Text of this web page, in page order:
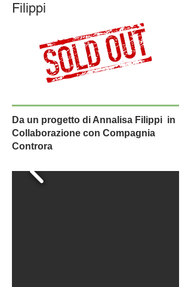
Filippi
Da un progetto di Annalisa Filippi in
Collaborazione con Compagnia
Controra